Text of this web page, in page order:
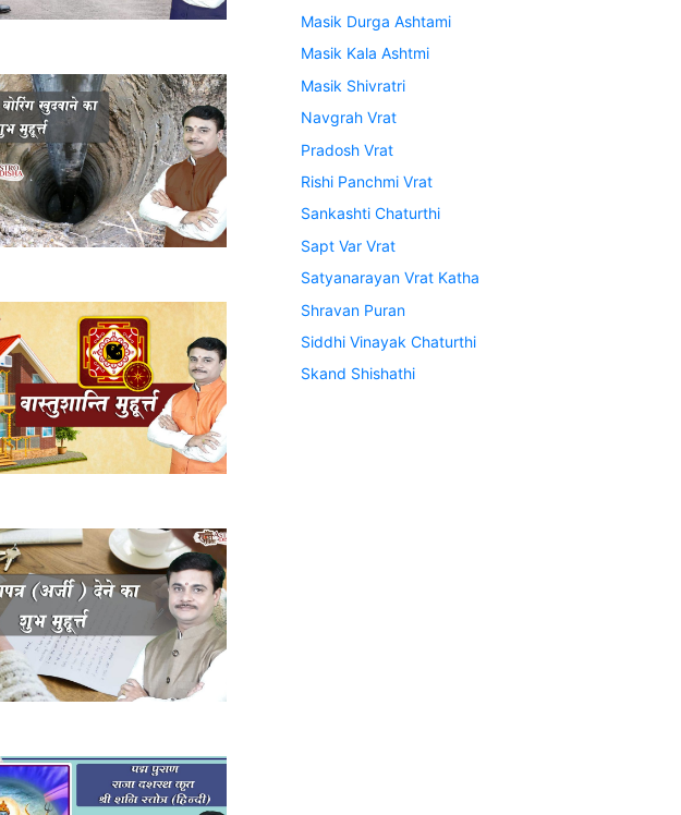
Masik Durga Ashtami
Masik Kala Ashtmi
Masik Shivratri
Navgrah Vrat
Pradosh Vrat
Rishi Panchmi Vrat
Sankashti Chaturthi
Sapt Var Vrat
Satyanarayan Vrat Katha
Shravan Puran
Siddhi Vinayak Chaturthi
Skand Shishathi